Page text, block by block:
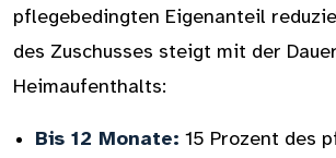
pflegebedingten Eigenanteil
des Zuschusses steigt mit der
Heimaufenthalts:
Bis 12 Monate: 15 Prozent des